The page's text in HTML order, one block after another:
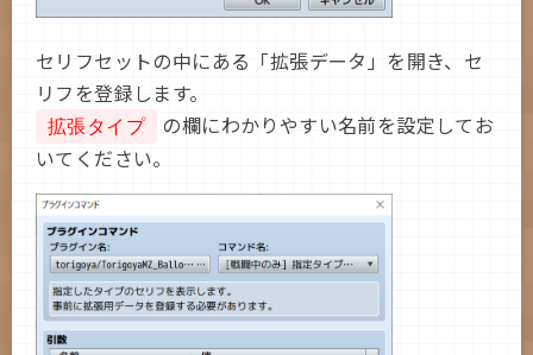
セリフセットの中にある「拡張データ」を開き、セ
リフを登録します。
拡張タイプ
の欄にわかりやすい名前を設定してお
いてください。